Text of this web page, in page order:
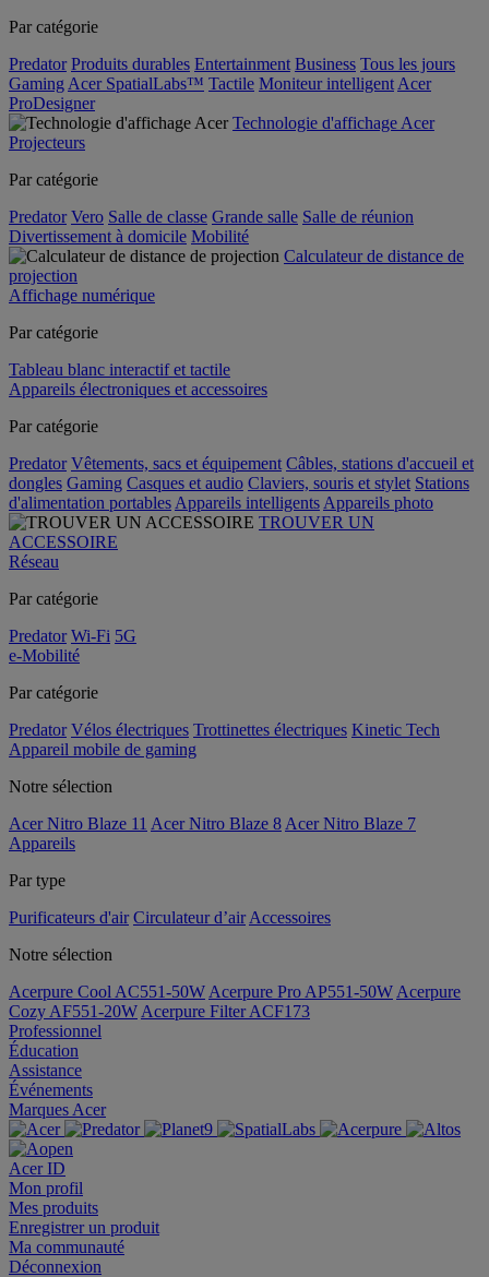
Par catégorie
Predator Produits durables Entertainment Business Tous les jours
Gaming Acer SpatialLabs™ Tactile Moniteur intelligent Acer
ProDesigner
Technologie d'affichage Acer
Projecteurs
Par catégorie
Predator Vero Salle de classe Grande salle Salle de réunion
Divertissement à domicile Mobilité
Calculateur de distance de
projection
Affichage numérique
Par catégorie
Tableau blanc interactif et tactile
Appareils électroniques et accessoires
Par catégorie
Predator Vêtements, sacs et équipement Câbles, stations d'accueil et
dongles Gaming Casques et audio Claviers, souris et stylet Stations
d'alimentation portables Appareils intelligents Appareils photo
TROUVER UN
ACCESSOIRE
Réseau
Par catégorie
Predator Wi-Fi 5G
e-Mobilité
Par catégorie
Predator Vélos électriques Trottinettes électriques Kinetic Tech
Appareil mobile de gaming
Notre sélection
Acer Nitro Blaze 11 Acer Nitro Blaze 8 Acer Nitro Blaze 7
Appareils
Par type
Purificateurs d'air Circulateur d’air Accessoires
Notre sélection
Acerpure Cool AC551-50W Acerpure Pro AP551-50W Acerpure
Cozy AF551-20W Acerpure Filter ACF173
Professionnel
Éducation
Assistance
Événements
Marques Acer
Acer ID
Mon profil
Mes produits
Enregistrer un produit
Ma communauté
Déconnexion